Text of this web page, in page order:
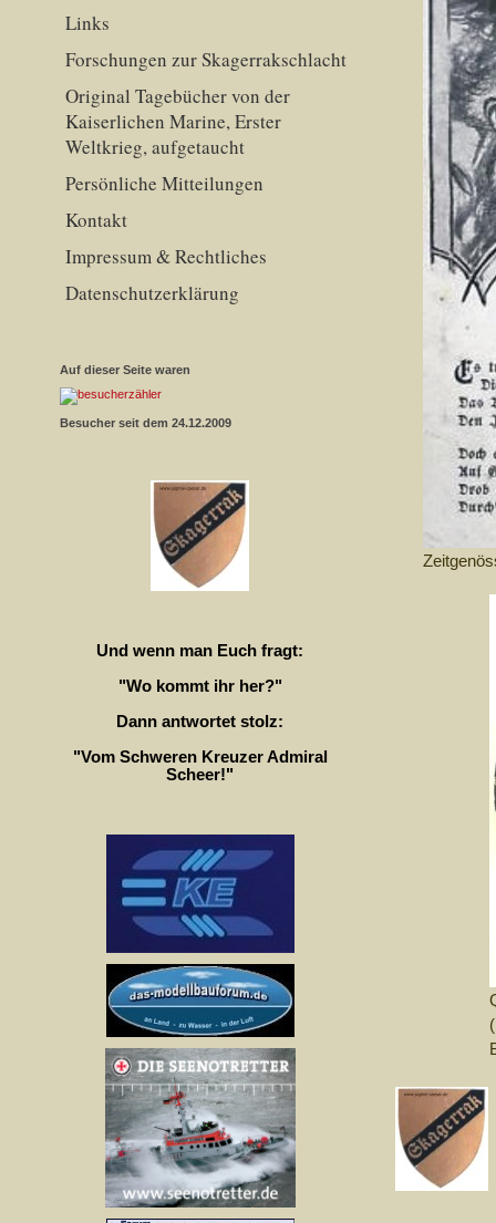
Links
Forschungen zur Skagerrakschlacht
Original Tagebücher von der
Kaiserlichen Marine, Erster
Weltkrieg, aufgetaucht
Persönliche Mitteilungen
Kontakt
Impressum & Rechtliches
Datenschutzerklärung
Auf dieser Seite waren
Besucher seit dem 24.12.2009
Und wenn man Euch fragt:
"Wo kommt ihr her?"
Dann antwortet stolz:
"Vom Schweren Kreuzer Admiral
Scheer!"